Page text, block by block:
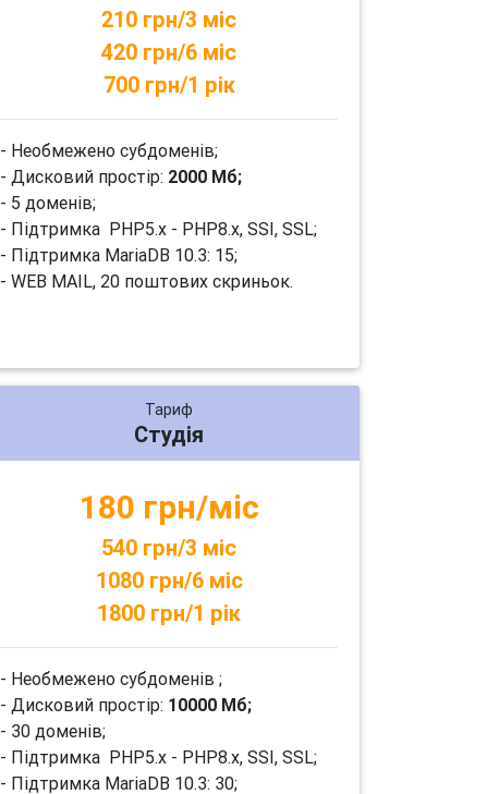
210 грн/3 міс
420 грн/6 міс
700 грн/1 рік
- Необмежено субдоменів;
- Дисковий простір: 2000 Мб;
- 5 доменів;
- Підтримка PHP5.x - PHP8.x, SSI, SSL;
- Підтримка MariaDB 10.3: 15;
- WEB MAIL, 20 поштових скриньок.
Тариф
Студія
180 грн/міс
540 грн/3 міс
1080 грн/6 міс
1800 грн/1 рік
- Необмежено субдоменів ;
- Дисковий простір: 10000 Мб;
- 30 доменів;
- Підтримка PHP5.x - PHP8.x, SSI, SSL;
- Підтримка MariaDB 10.3: 30;